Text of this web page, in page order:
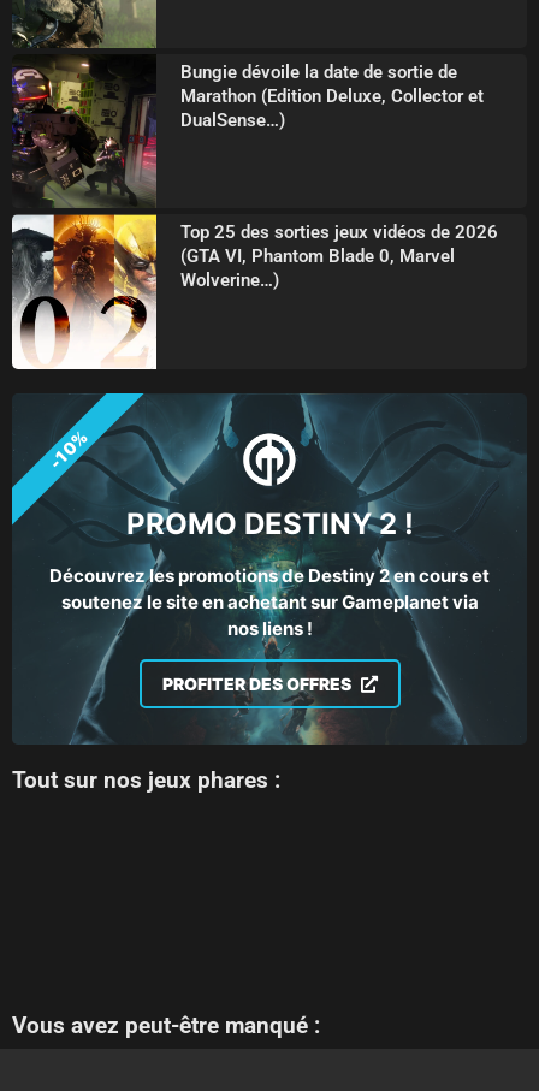
Bungie dévoile la date de sortie de
Marathon (Edition Deluxe, Collector et
DualSense…)
Top 25 des sorties jeux vidéos de 2026
(GTA VI, Phantom Blade 0, Marvel
Wolverine…)
PROMO DESTINY 2 !
Découvrez les promotions de Destiny 2 en cours et
soutenez le site en achetant sur Gameplanet via
nos liens !
PROFITER DES OFFRES
-10%
Tout sur nos jeux phares :
Vous avez peut-être manqué :